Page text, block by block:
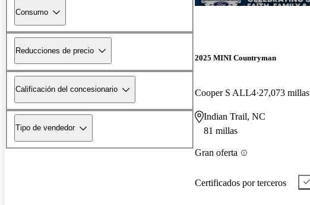
Consumo
Reducciones de precio
Calificación del concesionario
Tipo de vendedor
2025 MINI Countryman
Cooper S ALL4 27,073 millas
Indian Trail, NC
81 millas
Gran oferta
Certificados por terceros